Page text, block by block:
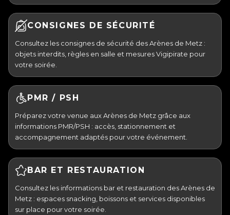
CONSIGNES DE SÉCURITÉ
Consultez les consignes de sécurité des Arènes de Metz :
objets interdits, règles en salle et mesures Vigipirate pour
votre soirée.
PMR / PSH
Préparez votre venue aux Arènes de Metz grâce aux
informations PMR/PSH : accès, stationnement et
accompagnement adaptés pour votre événement.
BAR ET RESTAURATION
Consultez les informations bar et restauration des Arènes de
Metz : espaces snacking, boissons et services disponibles
sur place pour votre soirée.